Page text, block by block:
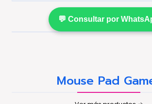
💬 Consultar por
Mouse Pad